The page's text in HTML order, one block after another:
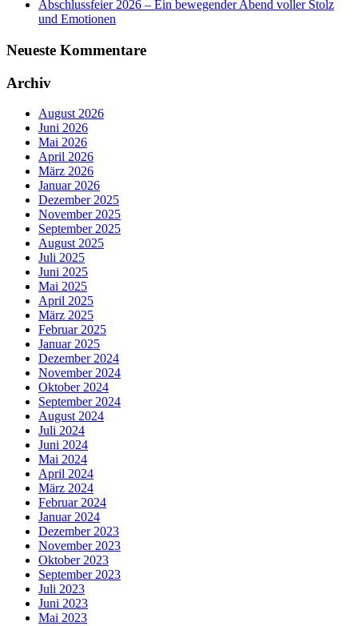
Abschlussfeier 2026 – Ein bewegender Abend voller Stolz
und Emotionen
Neueste Kommentare
Archiv
August 2026
Juni 2026
Mai 2026
April 2026
März 2026
Januar 2026
Dezember 2025
November 2025
September 2025
August 2025
Juli 2025
Juni 2025
Mai 2025
April 2025
März 2025
Februar 2025
Januar 2025
Dezember 2024
November 2024
Oktober 2024
September 2024
August 2024
Juli 2024
Juni 2024
Mai 2024
April 2024
März 2024
Februar 2024
Januar 2024
Dezember 2023
November 2023
Oktober 2023
September 2023
Juli 2023
Juni 2023
Mai 2023